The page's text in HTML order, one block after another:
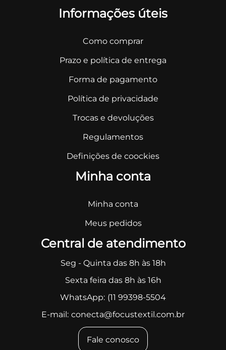
Informações úteis
Como comprar
Prazo e política de entrega
Forma de pagamento
Política de privacidade
Trocas e devoluções
Regulamentos
Definições de coockies
Minha conta
Minha conta
Meus pedidos
Central de atendimento
Seg - Quinta das 8h às 18h
Sexta feira das 8h às 16h
WhatsApp: (11 99398-5504
E-mail: conecta@focustextil.com.br
Fale conosco